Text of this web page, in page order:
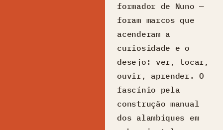
formador de Nuno —
foram marcos que
acenderam a
curiosidade e o
desejo: ver, tocar,
ouvir, aprender. O
fascínio pela
construção manual
dos alambiques em